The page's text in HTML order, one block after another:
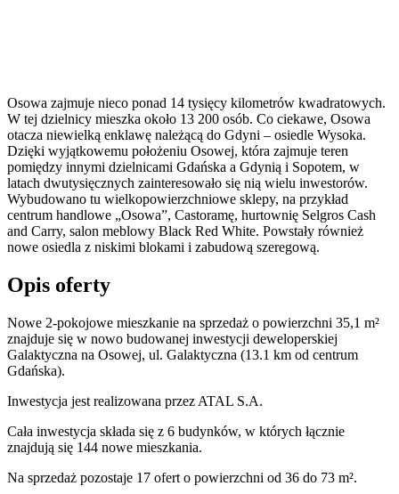
Osowa zajmuje nieco ponad 14 tysięcy kilometrów kwadratowych.
W tej dzielnicy mieszka około 13 200 osób. Co ciekawe, Osowa
otacza niewielką enklawę należącą do Gdyni – osiedle Wysoka.
Dzięki wyjątkowemu położeniu Osowej, która zajmuje teren
pomiędzy innymi dzielnicami Gdańska a Gdynią i Sopotem, w
latach dwutysięcznych zainteresowało się nią wielu inwestorów.
Wybudowano tu wielkopowierzchniowe sklepy, na przykład
centrum handlowe „Osowa”, Castoramę, hurtownię Selgros Cash
and Carry, salon meblowy Black Red White. Powstały również
nowe osiedla z niskimi blokami i zabudową szeregową.
Opis oferty
Nowe 2-pokojowe mieszkanie na sprzedaż o powierzchni 35,1 m²
znajduje się w nowo budowanej inwestycji deweloperskiej
Galaktyczna na Osowej, ul. Galaktyczna (13.1 km od centrum
Gdańska).
Inwestycja jest realizowana przez ATAL S.A.
Cała inwestycja składa się z 6 budynków, w których łącznie
znajdują się 144 nowe mieszkania.
Na sprzedaż pozostaje 17 ofert o powierzchni od 36 do 73 m².